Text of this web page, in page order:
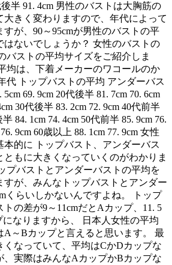
後半 91. 4cm 男性のバストは大胸筋の
きく変わりますので、年代によって
が、90～95cmが男性のバストの平
はないでしょうか？ 女性のバストの
バストの平均サイズをご紹介しま
均は、下着メーカーのワコールのか
代 トップバストの平均 アンダーバス
69. 9cm 20代後半 81. 7cm 70. 6cm
30代後半 83. 2cm 72. 9cm 40代前半
84. 1cm 74. 4cm 50代前半 85. 9cm 76.
9cm 60歳以上 88. 1cm 77. 9cm 女性
的に トップバスト、アンダーバス
ともに大きくなっていくのがわかりま
プバストとアンダーバストの平均を
すが、みんなトップバストとアンダー
くらいしかないんですよね。 トップ
の差が9～11cmだとAカップ、11. 5
になりますから、 日本人女性の平均
A～Bカップと言えると思います。 最
くなっていて、平均はCかDカップな
、実際はみんなAカップかBカップな